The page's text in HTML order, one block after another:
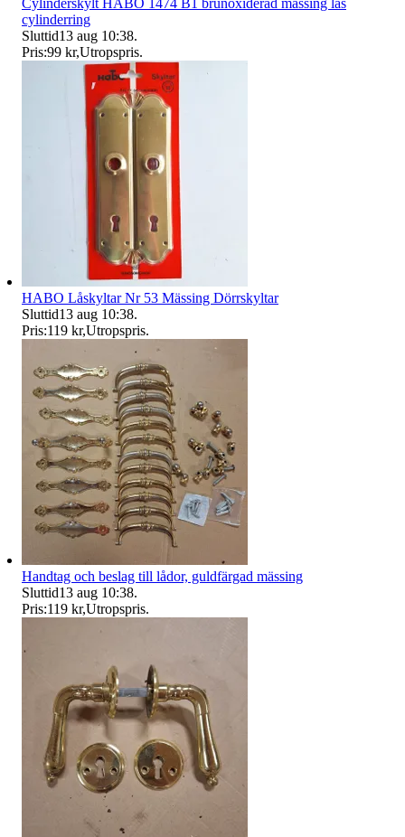
cylinderring
Sluttid13 aug 10:38.
Pris:99 kr,Utropspris.
HABO Låskyltar Nr 53 Mässing Dörrskyltar
Sluttid13 aug 10:38.
Pris:119 kr,Utropspris.
Handtag och beslag till lådor, guldfärgad mässing
Sluttid13 aug 10:38.
Pris:119 kr,Utropspris.